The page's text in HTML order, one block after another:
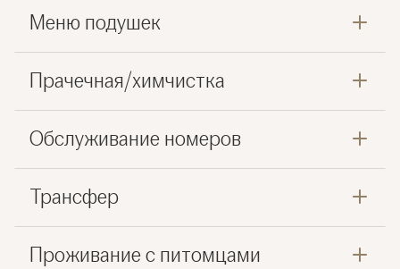
Меню подушек
Прачечная/химчистка
Обслуживание номеров
Трансфер
Проживание с питомцами